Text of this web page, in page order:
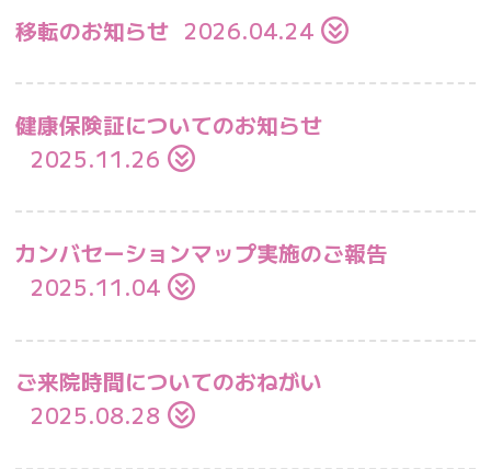
移転のお知らせ 2026.04.24
健康保険証についてのお知らせ
2025.11.26
カンバセーションマップ実施のご報告
2025.11.04
ご来院時間についてのおねがい
2025.08.28